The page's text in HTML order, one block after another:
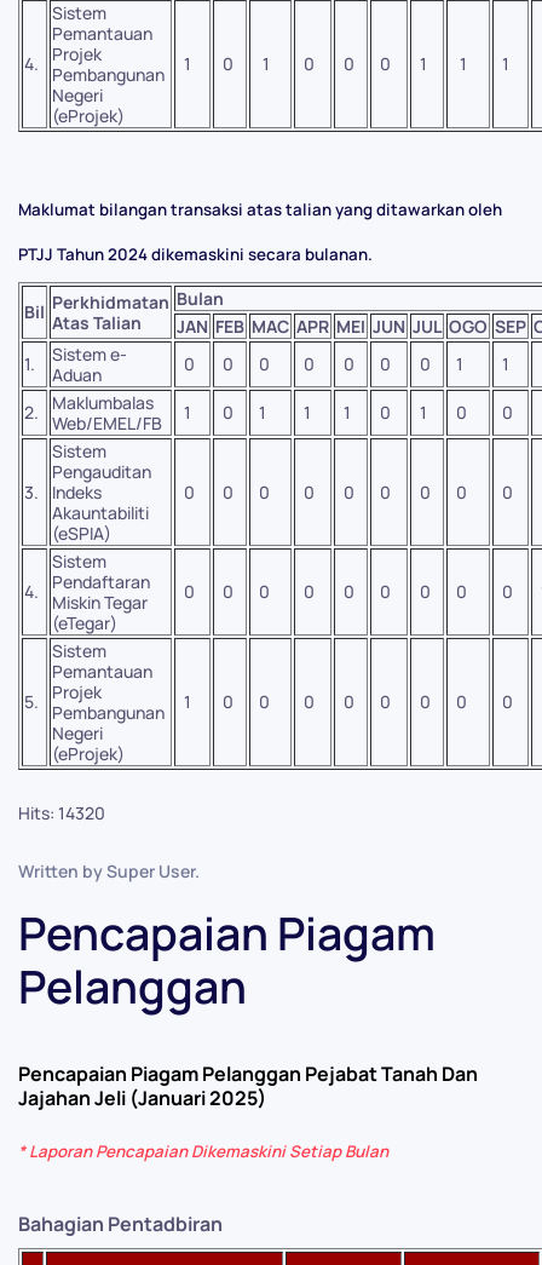
4.
Sistem
Pemantauan
Projek
Pembangunan
Negeri
(eProjek)
1 0 1 0 0 0 1 1 1
Maklumat bilangan transaksi atas talian yang ditawarkan oleh
PTJJ Tahun 2024 dikemaskini secara bulanan.
Bil Perkhidmatan
Atas Talian
Bulan
JAN FEB MAC APR MEI JUN JUL OGO SEP
1.
Sistem e-
Aduan
0 0 0 0 0 0 0 1 1
2.
Maklumbalas
Web/EMEL/FB
1 0 1 1 1 0 1 0 0
3.
Sistem
Pengauditan
Indeks
Akauntabiliti
(eSPIA)
0 0 0 0 0 0 0 0 0
4.
Sistem
Pendaftaran
Miskin Tegar
(eTegar)
0 0 0 0 0 0 0 0 0
5.
Sistem
Pemantauan
Projek
Pembangunan
Negeri
(eProjek)
1 0 0 0 0 0 0 0 0
Hits: 14320
Written by Super User.
Pencapaian Piagam
Pelanggan
Pencapaian Piagam Pelanggan Pejabat Tanah Dan
Jajahan Jeli (Januari 2025)
* Laporan Pencapaian Dikemaskini Setiap Bulan
Bahagian Pentadbiran